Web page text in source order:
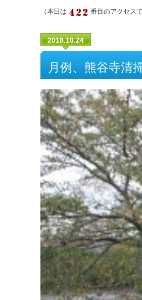
（本日は 番目のアクセス
2018.10.24
月例、熊谷寺清